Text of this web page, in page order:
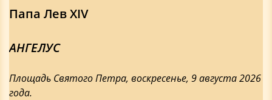
Папа Лев XIV
АНГЕЛУС
Площадь Святого Петра, воскресенье, 9 августа 2026
года.